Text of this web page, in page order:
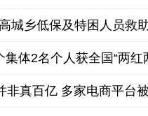
城乡低保及特困人员救
集体2名个人获全国“两红
非真百亿 多家电商平台